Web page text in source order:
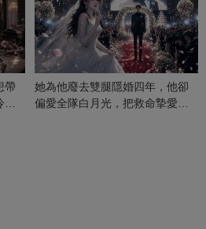
帶
她為他廢去雙腿隱婚四年，他卻
偏愛全隊白月光，把救命摯愛當